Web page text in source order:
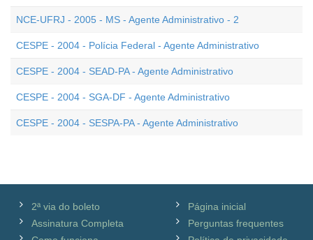
NCE-UFRJ - 2005 - MS - Agente Administrativo - 2
CESPE - 2004 - Polícia Federal - Agente Administrativo
CESPE - 2004 - SEAD-PA - Agente Administrativo
CESPE - 2004 - SGA-DF - Agente Administrativo
CESPE - 2004 - SESPA-PA - Agente Administrativo
2ª via do boleto
Assinatura Completa
Página inicial
Perguntas frequentes